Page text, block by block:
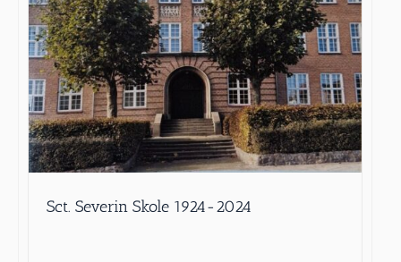
Sct. Severin Skole 1924-2024